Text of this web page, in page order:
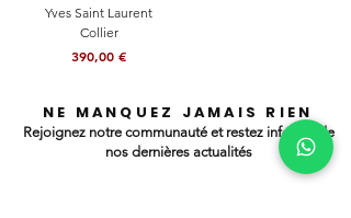
Yves Saint Laurent
Collier
Prix
390,00 €
NE MANQUEZ JAMAIS RIEN
Rejoignez notre communauté et restez informé de
nos dernières actualités